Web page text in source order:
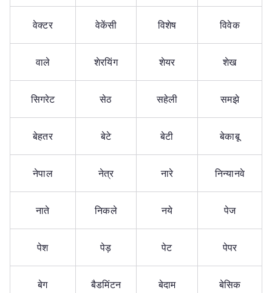
वेक्टर वेकेंसी विशेष विवेक
वाले शेरयिंग शेयर शेख
सिगरेट सेठ सहेली समझे
बेहतर बेटे बेटी बेकाबू
नेपाल नेत्र नारे निन्यानवे
नाते निकले नये पेज
पेश पेड़ पेट पेपर
बेग बैडमिंटन बेदाम बेसिक